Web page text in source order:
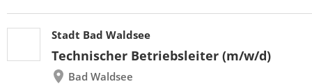
Stadt Bad Waldsee
Technischer Betriebsleiter (m/w/d)
Bad Waldsee